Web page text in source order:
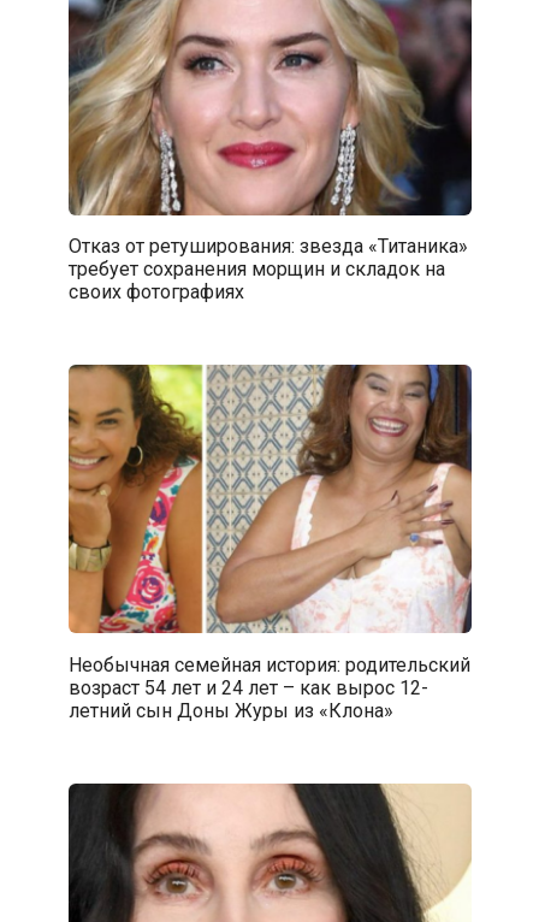
Отказ от ретуширования: звезда «Титаника»
требует сохранения морщин и складок на
своих фотографиях
Необычная семейная история: родительский
возраст 54 лет и 24 лет – как вырос 12-
летний сын Доны Журы из «Клона»